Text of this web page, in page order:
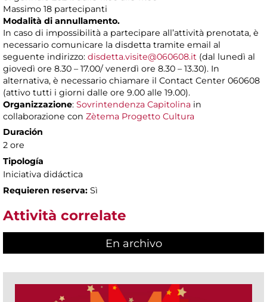
Massimo 18 partecipanti
Modalità di annullamento.
In caso di impossibilità a partecipare all’attività prenotata, è
necessario comunicare la disdetta tramite email al
seguente indirizzo: disdetta.visite@060608.it (dal lunedì al
giovedì ore 8.30 – 17.00/ venerdì ore 8.30 – 13.30). In
alternativa, è necessario chiamare il Contact Center 060608
(attivo tutti i giorni dalle ore 9.00 alle 19.00).
Organizzazione: Sovrintendenza Capitolina in
collaborazione con Zètema Progetto Cultura
Duración
2 ore
Tipología
Iniciativa didáctica
Requieren reserva: Sì
Attività correlate
En archivo